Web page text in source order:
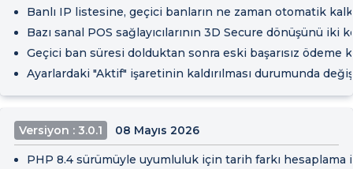
Banlı IP listesine, geçici banların ne zaman otomatik
Bazı sanal POS sağlayıcılarının 3D Secure dönüşünü
Geçici ban süresi dolduktan sonra eski başarısız ödeme
Ayarlardaki "Aktif" işaretinin kaldırılması durumunda
Versiyon : 3.0.1 08 Mayıs 2026
PHP 8.4 sürümüyle uyumluluk için tarih farkı hesaplama